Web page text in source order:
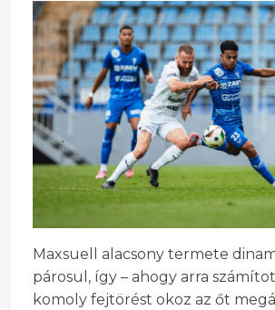
Maxsuell alacsony termete
párosul, így – ahogy arra
komoly fejtörést okoz az őt